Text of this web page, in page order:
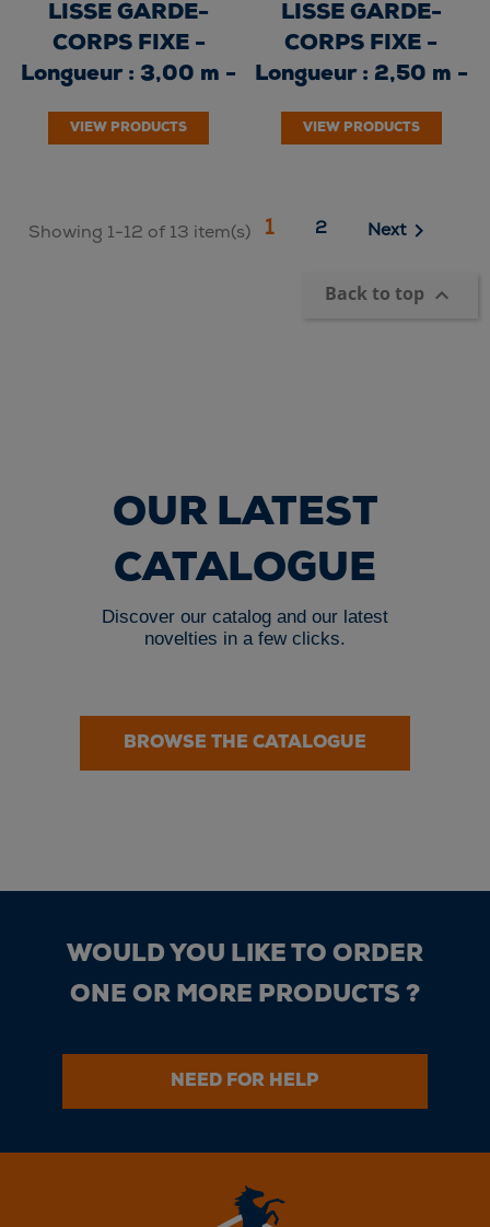
LISSE GARDE-
CORPS FIXE -
Longueur : 3,00 m -
VIEW PRODUCTS
LISSE GARDE-
CORPS FIXE -
Longueur : 2,50 m -
VIEW PRODUCTS
Showing 1-12 of 13 item(s) 1 2 Next
Back to top 
OUR LATEST
CATALOGUE
Discover our catalog and our latest
novelties in a few clicks.
BROWSE THE CATALOGUE
WOULD YOU LIKE TO ORDER
ONE OR MORE PRODUCTS ?
NEED FOR HELP